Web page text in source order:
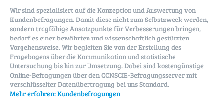
Wir sind spezialisiert auf die Konzeption und Auswertung von
Kundenbefragungen. Damit diese nicht zum Selbstzweck werden,
sondern tragfähige Ansatzpunkte für Ver­besser­ungen bringen,
bedarf es einer bewährten und wissenschaftlich gestützten
Vorgehensweise. Wir begleiten Sie von der Erstellung des
Fragebogens über die Kommunikation und statistische
Untersuchung bis hin zur Umsetzung. Dabei sind kostengünstige
Online-Befragungen über den CONSCIE-Befragungsserver mit
verschlüsselter Datenübertragung bei uns Standard.
Mehr erfahren:Kundenbefragungen